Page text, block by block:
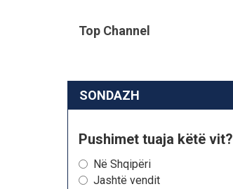
Top Channel
SONDAZH
Pushimet tuaja këtë vit?
Në Shqipëri
Jashtë vendit